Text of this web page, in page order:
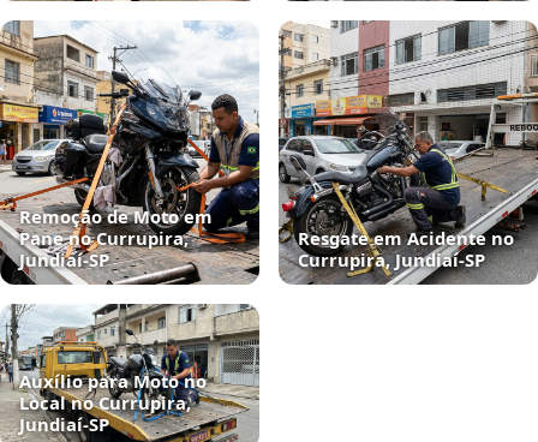
Remoção de Moto em
Pane no Currupira,
Jundiaí‑SP
Resgate em Acidente no
Currupira, Jundiaí‑SP
Auxílio para Moto no
Local no Currupira,
Jundiaí‑SP